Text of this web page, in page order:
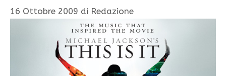
16 Ottobre 2009 di Redazione